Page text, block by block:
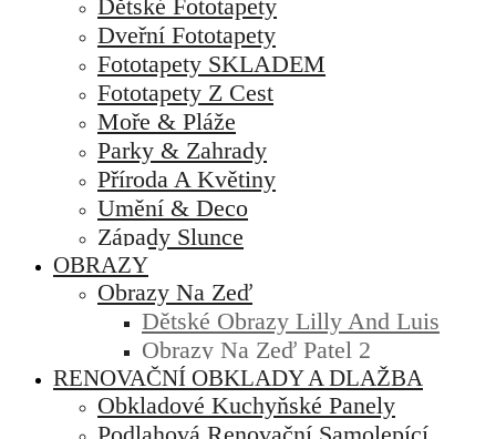
Dětské Fototapety
Dveřní Fototapety
Fototapety SKLADEM
Fototapety Z Cest
Moře & Pláže
Parky & Zahrady
Příroda A Květiny
Umění & Deco
Západy Slunce
OBRAZY
Obrazy Na Zeď
Dětské Obrazy Lilly And Luis
Obrazy Na Zeď Patel 2
RENOVAČNÍ OBKLADY A DLAŽBA
Obkladové Kuchyňské Panely